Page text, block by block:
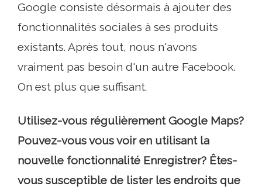
Google consiste désormais à ajouter des
fonctionnalités sociales à ses produits
existants. Après tout, nous n'avons
vraiment pas besoin d'un autre Facebook.
On est plus que suffisant.
Utilisez-vous régulièrement Google Maps?
Pouvez-vous vous voir en utilisant la
nouvelle fonctionnalité Enregistrer? Êtes-
vous susceptible de lister les endroits que